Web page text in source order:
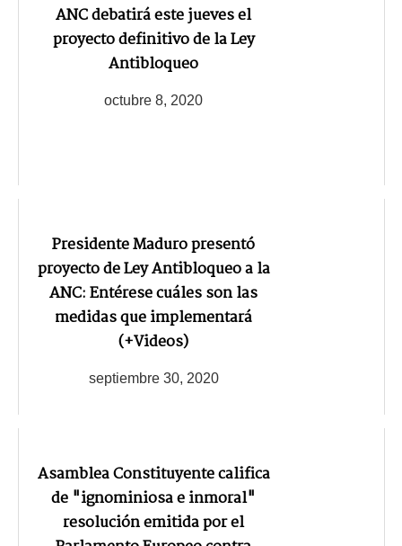
ANC debatirá este jueves el
proyecto definitivo de la Ley
Antibloqueo
octubre 8, 2020
Presidente Maduro presentó
proyecto de Ley Antibloqueo a la
ANC: Entérese cuáles son las
medidas que implementará
(+Videos)
septiembre 30, 2020
Asamblea Constituyente califica
de "ignominiosa e inmoral"
resolución emitida por el